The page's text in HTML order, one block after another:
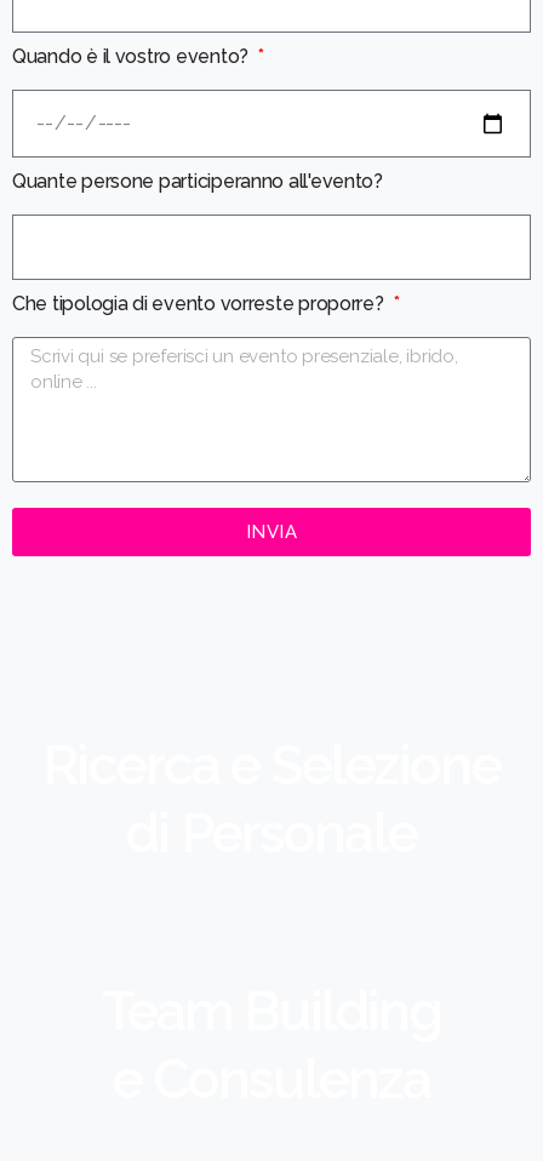
Quando è il vostro evento?
Quante persone participeranno all'evento?
Che tipologia di evento vorreste proporre?
INVIA